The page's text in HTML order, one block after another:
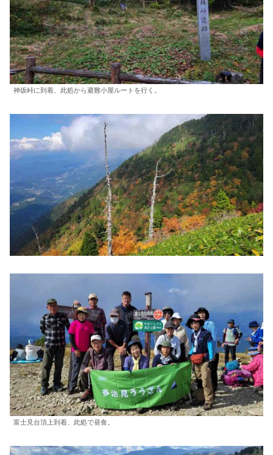
神坂峠に到着、此処から避難小屋ルートを行く。
富士見台頂上到着、此処で昼食。